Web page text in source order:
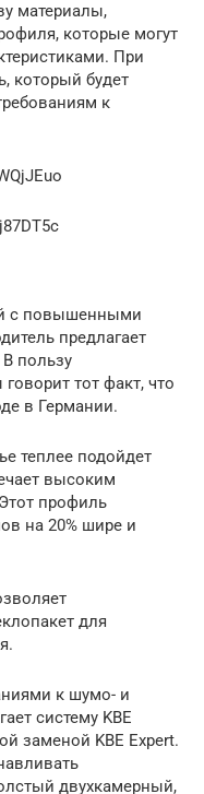
материалы,
которые могут
При
который будет
к
с повышенными
предлагает
пользу
тот факт, что
в Германии.
теплее подойдет
высоким
профиль
на 20% шире и
для
к шумо- и
систему KBE
заменой KBE Expert.
двухкамерный,